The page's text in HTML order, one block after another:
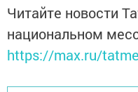
Читайте новости
национальном
https://max.ru/